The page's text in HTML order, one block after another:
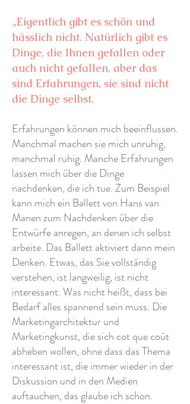
„Eigentlich gibt es schön und
hässlich nicht. Natürlich gibt es
Dinge, die Ihnen gefallen oder
auch nicht gefallen, aber das
sind Erfahrungen, sie sind nicht
die Dinge selbst.
Erfahrungen können mich beeinflussen.
Manchmal machen sie mich unruhig,
manchmal ruhig. Manche Erfahrungen
lassen mich über die Dinge
nachdenken, die ich tue. Zum Beispiel
kann mich ein Ballett von Hans van
Manen zum Nachdenken über die
Entwürfe anregen, an denen ich selbst
arbeite. Das Ballett aktiviert dann mein
Denken. Etwas, das Sie vollständig
verstehen, ist langweilig, ist nicht
interessant. Was nicht heißt, dass bei
Bedarf alles spannend sein muss. Die
Marketingarchitektur und
Marketingkunst, die sich cot que coût
abheben wollen, ohne dass das Thema
interessant ist, die immer wieder in der
Diskussion und in den Medien
auftauchen, das glaube ich schon.